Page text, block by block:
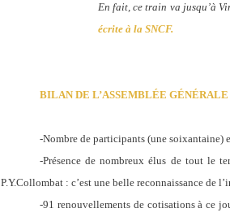
En fait, ce train va jusqu’à
écrite à la SNCF.
BILAN DE L’ASSEMBLÉE
-Nombre de participants (une soixantaine)
-Présence de nombreux élus de tout le
P.Y.Collombat : c’est une belle reconnaissance de
-91 renouvellements de cotisations à ce